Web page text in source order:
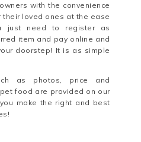
with the convenience
loved ones at the ease
just need to register as
item and pay online and
doorstep! It is as simple
as photos, price and
food are provided on our
make the right and best